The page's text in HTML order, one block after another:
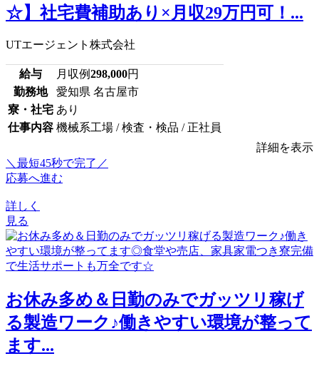
☆】社宅費補助あり×月収29万円可！...
UTエージェント株式会社
給与 月収例298,000円
勤務地
愛知県 名古屋市
寮・社宅 あり
仕事内容 機械系工場 / 検査・検品 / 正社員
詳細を表示
＼最短45秒で完了／
応募へ進む
詳しく
見る
お休み多め＆日勤のみでガッツリ稼げ
る製造ワーク♪働きやすい環境が整って
ます...